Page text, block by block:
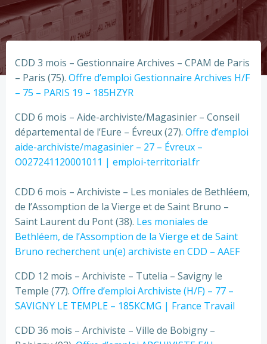
CDD 3 mois – Gestionnaire Archives – CPAM de Paris
– Paris (75). Offre d’emploi Gestionnaire Archives H/F
– 75 – PARIS 19 – 185HZYR
CDD 6 mois – Aide-archiviste/Magasinier – Conseil
départemental de l’Eure – Évreux (27). Offre d’emploi
aide-archiviste/magasinier – 27 – Évreux –
O027241120001011 | emploi-territorial.fr
CDD 6 mois – Archiviste – Les moniales de Bethléem,
de l’Assomption de la Vierge et de Saint Bruno –
Saint Laurent du Pont (38). Les moniales de
Bethléem, de l’Assomption de la Vierge et de Saint
Bruno recherchent un(e) archiviste en CDD – AAEF
CDD 12 mois – Archiviste – Tutelia – Savigny le
Temple (77). Offre d’emploi Archiviste (H/F) – 77 –
SAVIGNY LE TEMPLE – 185KCMG | France Travail
CDD 36 mois – Archiviste – Ville de Bobigny –